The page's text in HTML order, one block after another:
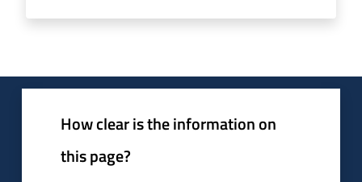
How clear is the information on
this page?